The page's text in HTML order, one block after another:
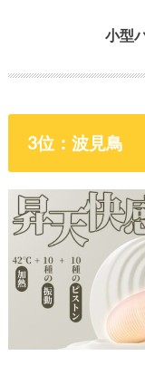
小型
3位：波見鳥